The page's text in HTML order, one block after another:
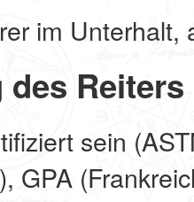
im Unterhalt,
Reiters
sein
GPA